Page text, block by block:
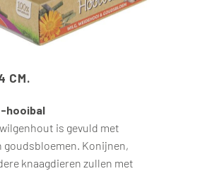
CM.
hooibal
is gevuld met
goudsbloemen. Konijnen,
knaagdieren zullen met